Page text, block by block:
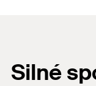
Silné